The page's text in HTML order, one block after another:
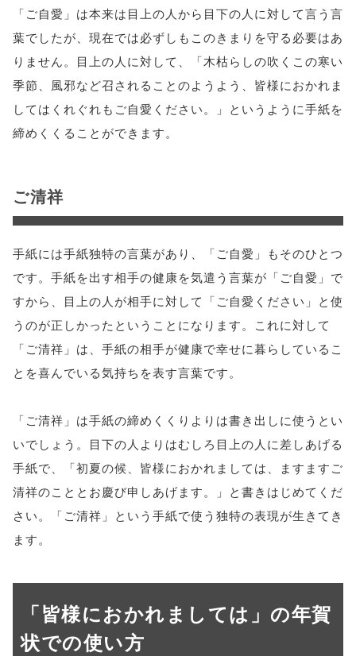
「ご自愛」は本来は目上の人から目下の人に対して言う言
葉でしたが、現在では必ずしもこのきまりを守る必要はあ
りません。目上の人に対して、「木枯らしの吹くこの寒い
季節、風邪など召されることのようよう、皆様におかれま
してはくれぐれもご自愛ください。」というように手紙を
締めくくることができます。
ご清祥
手紙には手紙独特の言葉があり、「ご自愛」もそのひとつ
です。手紙を出す相手の健康を気遣う言葉が「ご自愛」で
すから、目上の人が相手に対して「ご自愛ください」と使
うのが正しかったということになります。これに対して
「ご清祥」は、手紙の相手が健康で幸せに暮らしているこ
とを喜んでいる気持ちを表す言葉です。
「ご清祥」は手紙の締めくくりよりは書き出しに使うとい
いでしょう。目下の人よりはむしろ目上の人に差しあげる
手紙で、「初夏の候、皆様におかれましては、ますますご
清祥のこととお慶び申しあげます。」と書きはじめてくだ
さい。「ご清祥」という手紙で使う独特の表現が生きてき
ます。
「皆様におかれましては」の年賀
状での使い方